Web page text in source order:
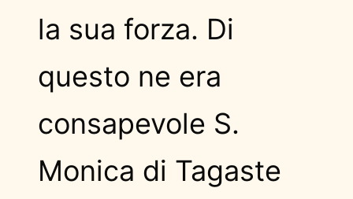
la sua forza. Di
questo ne era
consapevole S.
Monica di Tagaste